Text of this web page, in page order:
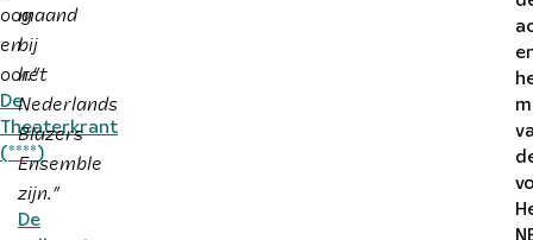
oog
en
oor.”
De
Theaterkrant
(****)
maand
bij
het
Nederlands
Blazers
Ensemble
zijn.”
De